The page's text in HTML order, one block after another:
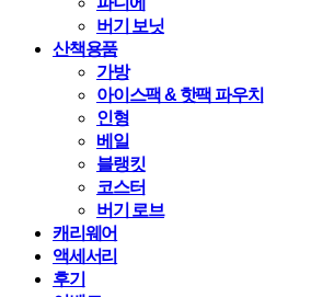
버기 보닛
산책용품
가방
아이스팩 & 핫팩 파우치
인형
베일
블랭킷
코스터
버기 로브
캐리웨어
액세서리
후기